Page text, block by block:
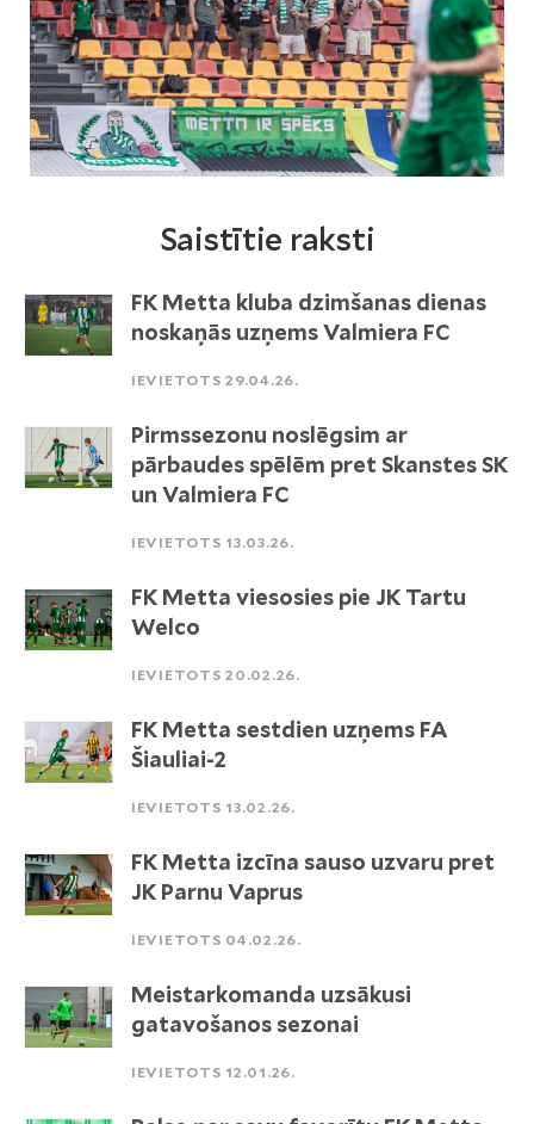
Saistītie raksti
FK Metta kluba dzimšanas dienas
noskaņās uzņems Valmiera FC
IEVIETOTS 29.04.26.
Pirmssezonu noslēgsim ar
pārbaudes spēlēm pret Skanstes SK
un Valmiera FC
IEVIETOTS 13.03.26.
FK Metta viesosies pie JK Tartu
Welco
IEVIETOTS 20.02.26.
FK Metta sestdien uzņems FA
Šiauliai-2
IEVIETOTS 13.02.26.
FK Metta izcīna sauso uzvaru pret
JK Parnu Vaprus
IEVIETOTS 04.02.26.
Meistarkomanda uzsākusi
gatavošanos sezonai
IEVIETOTS 12.01.26.